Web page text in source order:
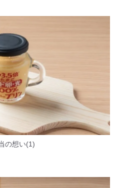
の想い(1)